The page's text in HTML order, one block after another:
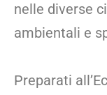
nelle diverse
ambientali e
Preparati